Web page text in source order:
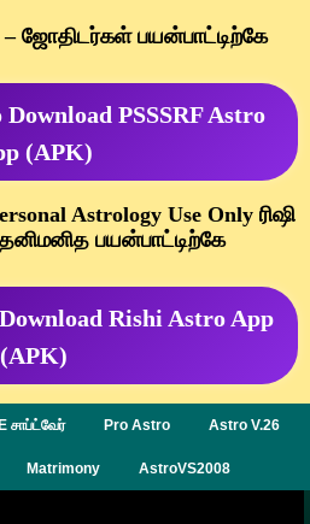
– ஜோதிடர்கள் பயன்பாட்டிற்கே
PSSSRF Astro
(APK)
Astrology Use Only ரிஷி
பயன்பாட்டிற்கே
Rishi Astro App
(APK)
சாப்ட்வேர் Pro Astro Astro V.26
Matrimony AstroVS2008